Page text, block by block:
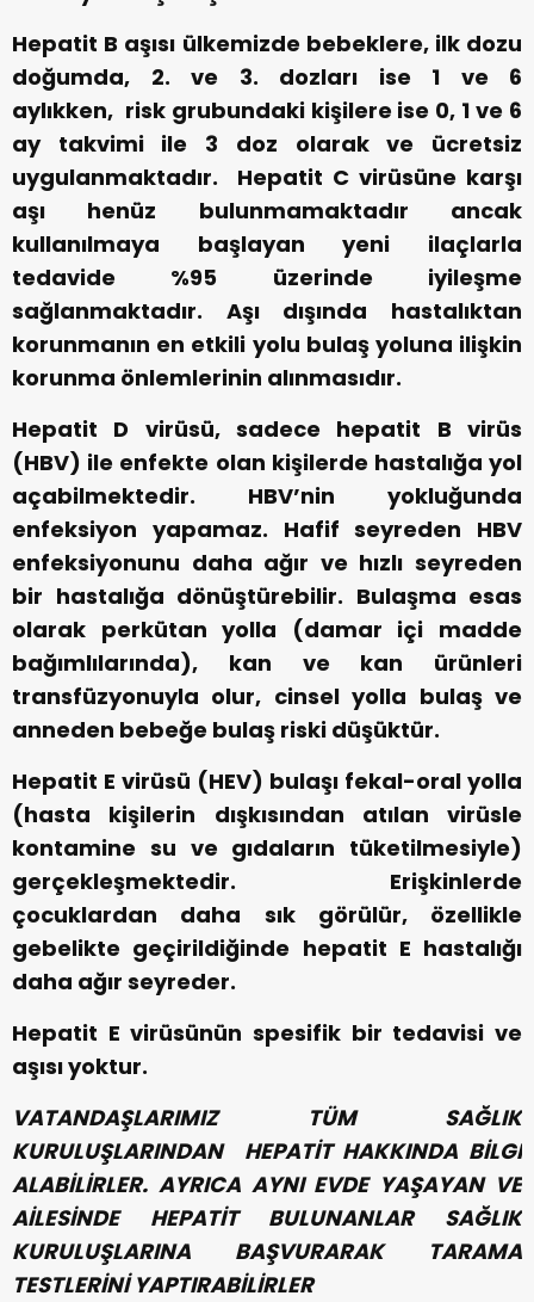
Hepatit B aşısı ülkemizde bebeklere, ilk dozu
doğumda, 2. ve 3. dozları ise 1 ve 6
aylıkken, risk grubundaki kişilere ise 0, 1 ve 6
ay takvimi ile 3 doz olarak ve ücretsiz
uygulanmaktadır. Hepatit C virüsüne karşı
aşı henüz bulunmamaktadır ancak
kullanılmaya başlayan yeni ilaçlarla
tedavide %95 üzerinde iyileşme
sağlanmaktadır. Aşı dışında hastalıktan
korunmanın en etkili yolu bulaş yoluna ilişkin
korunma önlemlerinin alınmasıdır.
Hepatit D virüsü, sadece hepatit B virüs
(HBV) ile enfekte olan kişilerde hastalığa yol
açabilmektedir. HBV’nin yokluğunda
enfeksiyon yapamaz. Hafif seyreden HBV
enfeksiyonunu daha ağır ve hızlı seyreden
bir hastalığa dönüştürebilir. Bulaşma esas
olarak perkütan yolla (damar içi madde
bağımlılarında), kan ve kan ürünleri
transfüzyonuyla olur, cinsel yolla bulaş ve
anneden bebeğe bulaş riski düşüktür.
Hepatit E virüsü (HEV) bulaşı fekal-oral yolla
(hasta kişilerin dışkısından atılan virüsle
kontamine su ve gıdaların tüketilmesiyle)
gerçekleşmektedir. Erişkinlerde
çocuklardan daha sık görülür, özellikle
gebelikte geçirildiğinde hepatit E hastalığı
daha ağır seyreder.
Hepatit E virüsünün spesifik bir tedavisi ve
aşısı yoktur.
VATANDAŞLARIMIZ TÜM SAĞLIK
KURULUŞLARINDAN HEPATİT HAKKINDA BİLGİ
ALABİLİRLER. AYRICA AYNI EVDE YAŞAYAN VE
AİLESİNDE HEPATİT BULUNANLAR SAĞLIK
KURULUŞLARINA BAŞVURARAK TARAMA
TESTLERİNİ YAPTIRABİLİRLER